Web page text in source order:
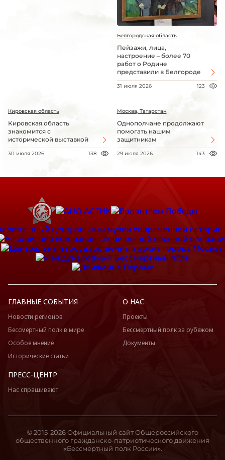
Белгородская область
Пейзажи, лица,
настроение – более 70
работ о Родине
представили в Белгороде
31 июля 2026 123
Кировская область
Кировская область
знакомится с
исторической выставкой
30 июля 2026 138
Москва, Татарстан
Однополчане продолжают
помогать нашим
защитникам
29 июля 2026 143
ГЛАВНЫЕ СОБЫТИЯ
Новости регионов
Бессмертный полк в мире
Особое мнение
Исторические статьи
О НАС
Проекты
Бессмертный полк за рубежом
Документы
ПРЕСС-ЦЕНТР
Нас спрашивают
© 2015-2026 Официальный сайт Общероссийского
общественного гражданско-патриотического движения
«Бессмертный полк России».